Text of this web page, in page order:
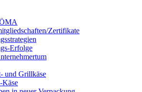
Zertifikate
Erfolge
und Grillkäse